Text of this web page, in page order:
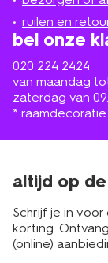
ruilen en
bel onze
020 224 2424
van maandag
zaterdag van
* raamdecoratie
buurt
altijd op
Schrijf je in
korting.
(online)